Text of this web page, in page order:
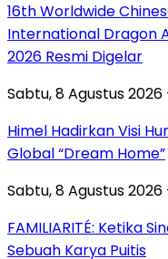
16th Worldwide
International Dragon
2026 Resmi Digelar
Sabtu, 8 Agustus 2026
Himel Hadirkan Visi
Global “Dream Home”
Sabtu, 8 Agustus 2026
FAMILIARITÉ: Ketika
Sebuah Karya Puitis